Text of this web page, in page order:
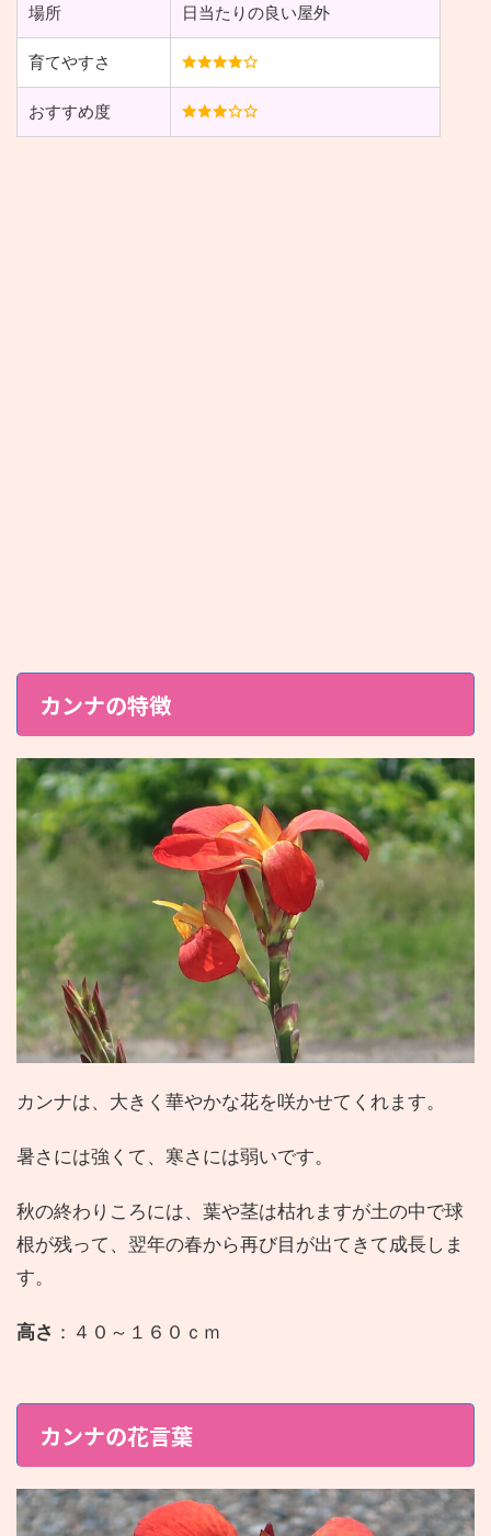
場所 日当たりの良い屋外
育てやすさ
おすすめ度
カンナの特徴
カンナは、大きく華やかな花を咲かせてくれます。
暑さには強くて、寒さには弱いです。
秋の終わりころには、葉や茎は枯れますが土の中で球
根が残って、翌年の春から再び目が出てきて成長しま
す。
高さ ：４０～１６０ｃｍ
カンナの花言葉